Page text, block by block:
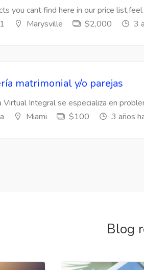
you cant find here in our price
Marysville $2,000 3
matrimonial y/o parejas
Virtual Integral se especializa en
Miami $100 3 años
Blog